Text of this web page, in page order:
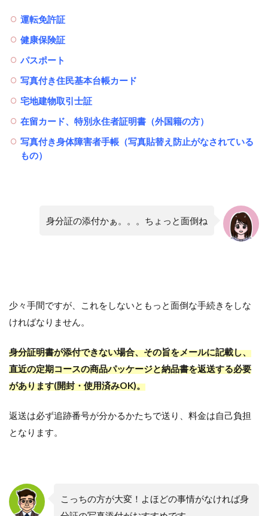
運転免許証
健康保険証
パスポート
写真付き住民基本台帳カード
宅地建物取引士証
在留カード、特別永住者証明書（外国籍の方）
写真付き身体障害者手帳（写真貼替え防止がなされている
もの）
身分証の添付かぁ。。。ちょっと面倒ね
少々手間ですが、これをしないともっと面倒な手続きをしな
ければなりません。
身分証明書が添付できない場合、その旨をメールに記載し、
直近の定期コースの商品パッケージと納品書を返送する必要
があります(開封・使用済みOK)。
返送は必ず追跡番号が分かるかたちで送り、料金は自己負担
となります。
こっちの方が大変！よほどの事情がなければ身